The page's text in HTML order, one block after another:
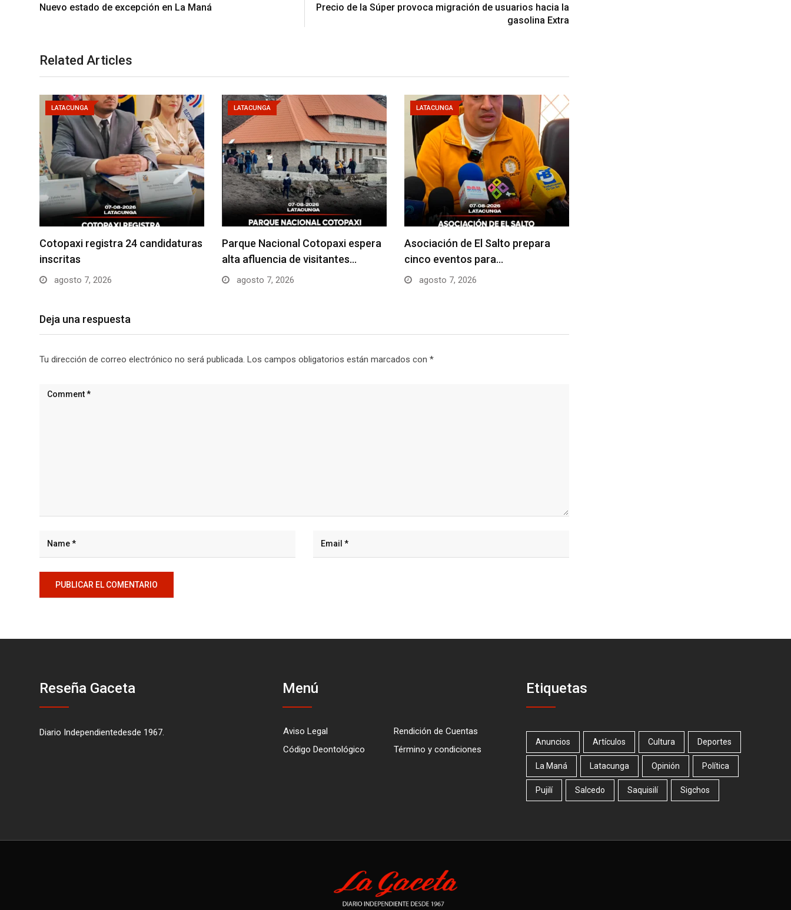
Nuevo estado de excepción en La Maná
Precio de la Súper provoca migración de usuarios hacia la
gasolina Extra
Related Articles
LATACUNGA
Cotopaxi registra 24 candidaturas
inscritas
agosto 7, 2026
LATACUNGA
Parque Nacional Cotopaxi espera
alta afluencia de visitantes…
agosto 7, 2026
LATACUNGA
Asociación de El Salto prepara
cinco eventos para…
agosto 7, 2026
Deja una respuesta
Tu dirección de correo electrónico no será publicada. Los campos obligatorios están marcados con *
Reseña Gaceta
Diario Independientedesde 1967.
Menú
Aviso Legal
Rendición de Cuentas
Código Deontológico
Término y condiciones
Etiquetas
Anuncios Artículos Cultura Deportes
La Maná Latacunga Opinión Política
Pujilí Salcedo Saquisilí Sigchos